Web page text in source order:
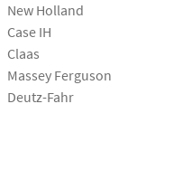
New Holland
Case IH
Claas
Massey Ferguson
Deutz-Fahr